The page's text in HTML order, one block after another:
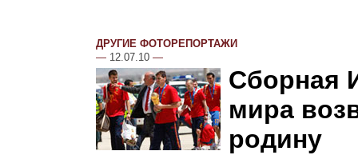
ДРУГИЕ ФОТОРЕПОРТАЖИ
— 12.07.10 —
Сборная
мира
родину